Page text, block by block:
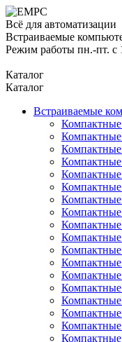
Всё для автоматизации
Встраиваемые
Режим работы пн.-пт. с
Каталог
Каталог
Встраиваемые